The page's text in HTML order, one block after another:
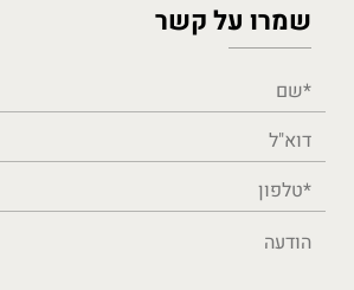
שמרו על קשר